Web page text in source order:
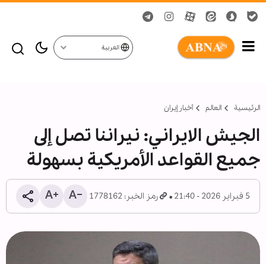
العربية
الرئيسية العالم أخبار إيران
الجیش الایراني: نيراننا تصل إلى
جميع القواعد الأمريكية بسهولة
5 فبراير 2026 - 21:40 رمز الخبر: 1778162